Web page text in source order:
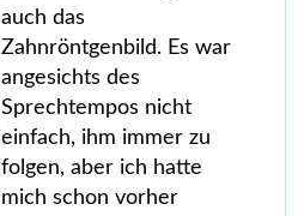
auch das
Zahnröntgenbild. Es war
angesichts des
Sprechtempos nicht
einfach, ihm immer zu
folgen, aber ich hatte
mich schon vorher